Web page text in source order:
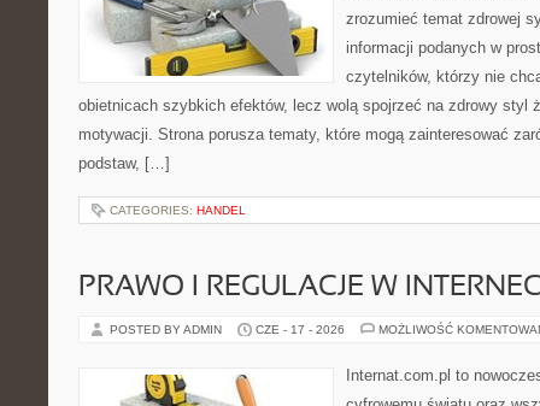
zrozumieć temat zdrowej
informacji podanych w
czytelników, którzy nie
obietnicach szybkich efektów, lecz wolą spojrzeć na zdrowy styl
motywacji. Strona porusza tematy, które mogą zainteresować
podstaw, […]
CATEGORIES: HANDEL
PRAWO I REGULACJE W
POSTED BY ADMIN CZE - 17 - 2026 MOŻLIWOŚĆ
Internat.com.pl to